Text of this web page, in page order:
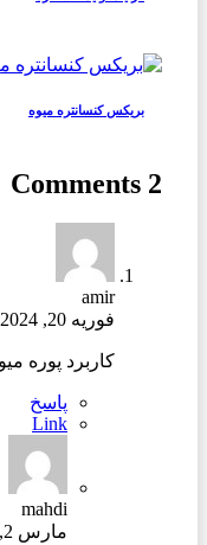
بریکس کنسانتره میوه
2 Comments
amir
فوریه 20, 2024 at 10:39 ق.ظ
کاربرد پوره
پاسخ
Link
mahdi
مارس 2, 2024 at 4:43 ق.ظ